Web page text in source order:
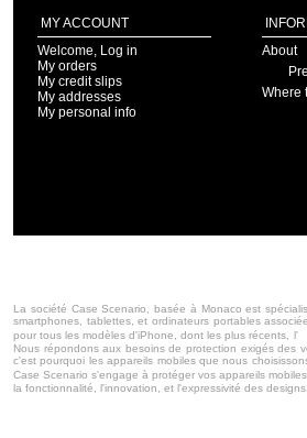
MY ACCOUNT
Welcome, Log in
My orders
My credit slips
My addresses
My personal info
About
Where
La société Case Scenario, basée à Monaco est
smartphones, tablettes, et ordinateurs portables
pour tous les modèles d'iPhone, dont les plus récents, l'
Nous répondons aux besoins de protection exigés des
c'est pourquoi les appareils mobiles que nous
Case Scenario s'engage à protéger vos appareils
la fonctionnalité, l'innovation, et l'expressivité des